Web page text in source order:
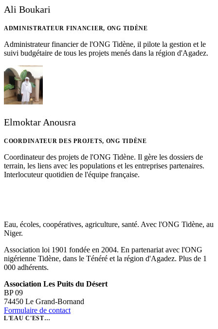
Ali Boukari
ADMINISTRATEUR FINANCIER, ONG TIDÈNE
Administrateur financier de l'ONG Tidène, il pilote la gestion et le
suivi budgétaire de tous les projets menés dans la région d'Agadez.
Elmoktar Anousra
COORDINATEUR DES PROJETS, ONG TIDÈNE
Coordinateur des projets de l'ONG Tidène. Il gère les dossiers de
terrain, les liens avec les populations et les entreprises partenaires.
Interlocuteur quotidien de l'équipe française.
Eau, écoles, coopératives, agriculture, santé. Avec l'ONG Tidène, au
Niger.
Association loi 1901 fondée en 2004. En partenariat avec l'ONG
nigérienne Tidène, dans le Ténéré et la région d'Agadez. Plus de 1
000 adhérents.
Association Les Puits du Désert
BP 09
74450 Le Grand-Bornand
Formulaire de contact
L'EAU C'EST…